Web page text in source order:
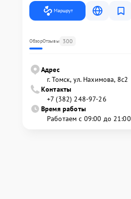
Маршрут
ОбзорОтзывы 300
Адрес
г. Томск, ул. Нахимова, 8с2
Контакты
+7 (382) 248-97-26
Время работы
Работаем с 09:00 до 21:00